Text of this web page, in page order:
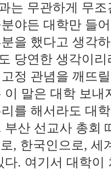
는 무관하게 무
야든 대학만 들
을 했다고 생각
당연한 생각이
정 관념을 깨뜨
이 말은 대학 보내
를 해서라도 대
부산 선교사 총회
, 한국인으로, 세
다. 여기서 대학이